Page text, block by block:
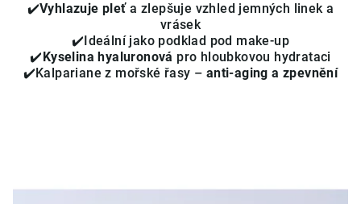
z
5
hvězdiček.
✔️Vyhlazuje pleťa zlepšuje vzhled jemných linek a
vrásek
✔️Ideální jako podklad pod make-up
✔️ Kyselina hyaluronová pro hloubkovou hydrataci
✔️Kalpariane z mořské řasy – anti-aging a zpevnění